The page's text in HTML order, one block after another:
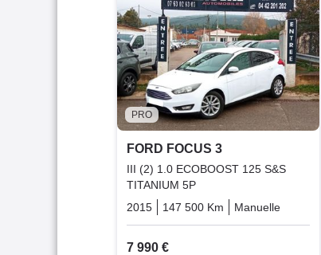
PRO
FORD FOCUS 3
III (2) 1.0 ECOBOOST 125 S&S
TITANIUM 5P
2015
147 500 Km Manuelle
7 990 €